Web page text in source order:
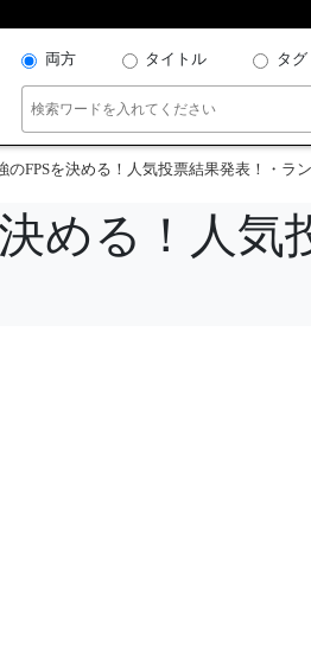
両方 タイトル タグ
のFPSを決める！人気投票結果発表！・ラ
める！人